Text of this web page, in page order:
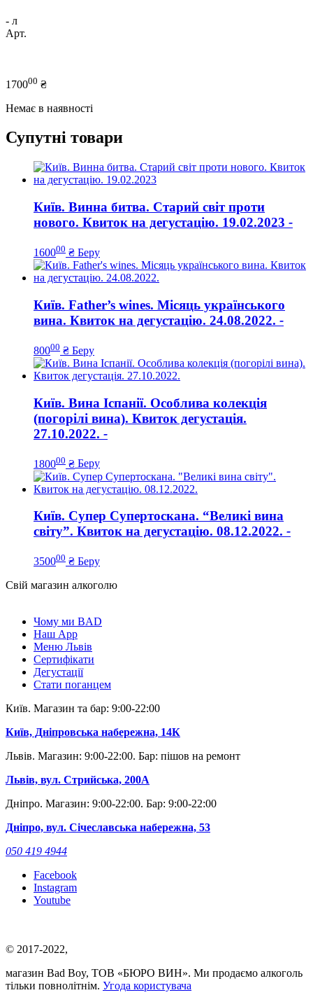
- л
Арт.
170000 ₴
Немає в наявності
Супутні товари
Київ. Винна битва. Старий світ проти
нового. Квиток на дегустацію. 19.02.2023 -
160000 ₴ Беру
Київ. Father’s wines. Місяць українського
вина. Квиток на дегустацію. 24.08.2022. -
80000 ₴ Беру
Київ. Вина Іспанії. Особлива колекція
(погорілі вина). Квиток дегустація.
27.10.2022. -
180000 ₴ Беру
Київ. Супер Супертоскана. “Великі вина
світу”. Квиток на дегустацію. 08.12.2022. -
350000 ₴ Беру
Свій магазин алкоголю
Чому ми BAD
Наш App
Меню Львів
Сертифікати
Дегустації
Стати поганцем
Київ. Магазин та бар: 9:00-22:00
Київ, Дніпровська набережна, 14К
Львів. Магазин: 9:00-22:00. Бар: пішов на ремонт
Львів, вул. Стрийська, 200А
Дніпро. Магазин: 9:00-22:00. Бар: 9:00-22:00
Дніпро, вул. Січеславська набережна, 53
050 419 4944
Facebook
Instagram
Youtube
© 2017-2022,
магазин Bad Boy, ТОВ «БЮРО ВИН». Ми продаємо алкоголь
тільки повнолітнім. Угода користувача